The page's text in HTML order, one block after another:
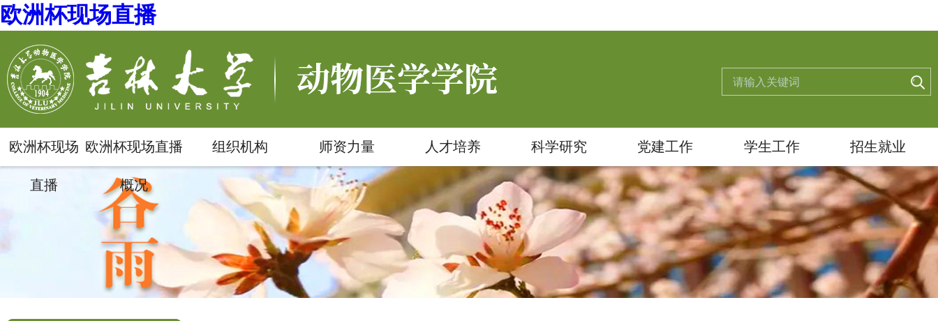
欧洲杯现场直播
欧洲杯现场
直播
欧洲杯现场直播
概况
组织机构 师资力量 人才培养 科学研究 党建工作 学生工作 招生就业